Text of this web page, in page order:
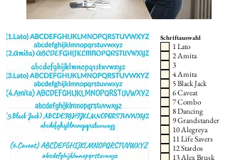
Schriftauswahl
1 Lato
2 Amita
3
4 Amita
5 Black Jack
6 Caveat
7 Combo
8 Dancing
9 Grandstander
10 Alegreya
11 Life Savers
12 Stardos
13 Alex Brusk